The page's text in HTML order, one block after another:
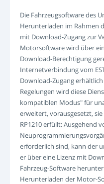
Ersatzteilekatalog
Zeitpläne /
Spezialwerkzeuge
Diagnosewerkzeuge
ECU-
Rescue material
ANMELDEN
REGISTRIERUNG
Die Fahrzeugsoftware des
Herunterladen im Rahmen
mit Download-Zugang zur
Motorsoftware wird über
Download-Berechtigung
Internetverbindung vom
Download-Zugang
Regelungen wird diese
kompatiblen Modus" für
erweitert, vorausgesetzt,
RP1210 erfüllt: Ausgehend
erforderlich sind, kann der
er über eine Lizenz mit
Fahrzeug-Software
Herunterladen der Motor-